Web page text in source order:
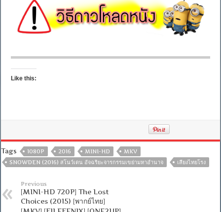
Like this:
Tags 1080P 2016 MINI-HD
MKV
SNOWDEN (2016) สโนว์เดน อัจฉริยะจารกรรมเขย่ามหาอำนาจ
เสียงไทยโรง
Previous
[MINI-HD 720P] The Lost
Choices (2015) [พากย์ไทย]